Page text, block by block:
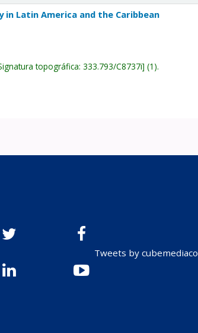
Latin America and the Caribbean
topográfica:333.793/C8737i (1).
Tweets by cubemediaco